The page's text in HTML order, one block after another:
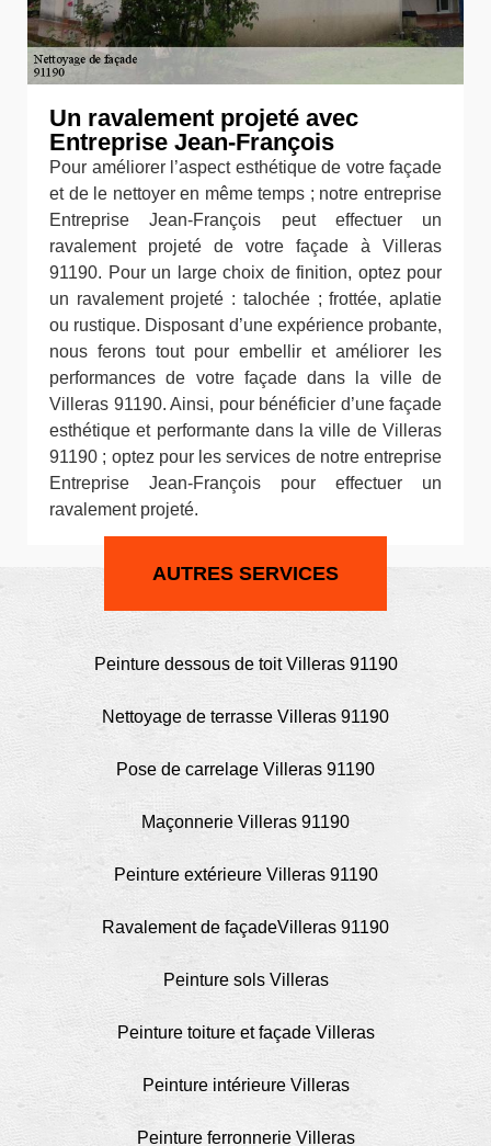
Un ravalement projeté avec
Entreprise Jean-François
Pour améliorer l’aspect esthétique de votre façade
et de le nettoyer en même temps ; notre entreprise
Entreprise Jean-François peut effectuer un
ravalement projeté de votre façade à Villeras
91190. Pour un large choix de finition, optez pour
un ravalement projeté : talochée ; frottée, aplatie
ou rustique. Disposant d’une expérience probante,
nous ferons tout pour embellir et améliorer les
performances de votre façade dans la ville de
Villeras 91190. Ainsi, pour bénéficier d’une façade
esthétique et performante dans la ville de Villeras
91190 ; optez pour les services de notre entreprise
Entreprise Jean-François pour effectuer un
ravalement projeté.
AUTRES SERVICES
Peinture dessous de toit Villeras 91190
Nettoyage de terrasse Villeras 91190
Pose de carrelage Villeras 91190
Maçonnerie Villeras 91190
Peinture extérieure Villeras 91190
Ravalement de façadeVilleras 91190
Peinture sols Villeras
Peinture toiture et façade Villeras
Peinture intérieure Villeras
Peinture ferronnerie Villeras